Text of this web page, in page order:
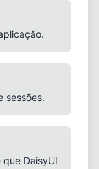
sessões.
DaisyUI